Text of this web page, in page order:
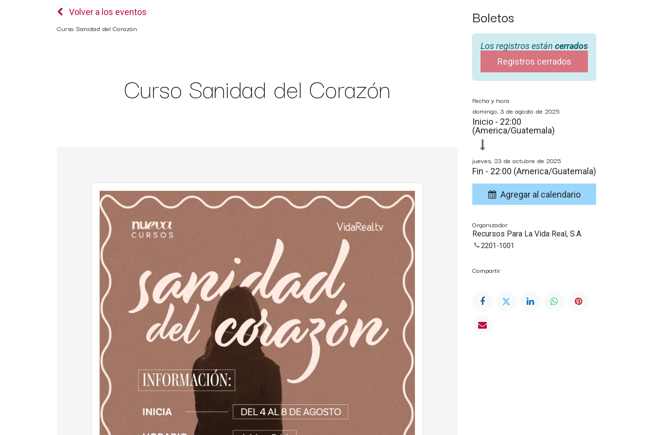
Volver a los eventos
Curso Sanidad del Corazón
Curso Sanidad del Corazón
Boletos
Los registros están cerrados
Registros cerrados
Fecha y hora
domingo, 3 de agosto de 2025
Inicio - 22:00
(America/Guatemala)
jueves, 23 de octubre de 2025
Fin - 22:00 (America/Guatemala)
Agregar al calendario
Organizador
Recursos Para La Vida Real, S.A.
2201-1001
Compartir